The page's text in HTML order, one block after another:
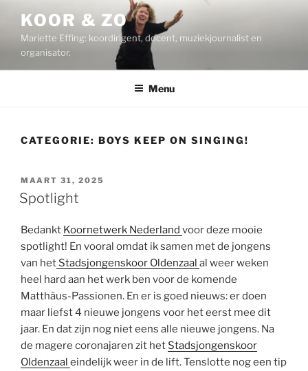
inhoud
KOOR & ZO
Mariette Effing: koordirigent, docent, muziekjournalist en
organisator.
Menu
CATEGORIE: BOYS KEEP ON SINGING!
GEPLAATST
OP
MAART 31, 2025
Spotlight
Bedankt Koornetwerk Nederland voor deze mooie
spotlight! En vooral omdat ik samen met de jongens
van het Stadsjongenskoor Oldenzaal al weer weken
heel hard aan het werk ben voor de komende
Matthäus-Passionen. En er is goed nieuws: er doen
maar liefst 4 nieuwe jongens voor het eerst mee dit
jaar. En dat zijn nog niet eens alle nieuwe jongens. Na
de magere coronajaren zit het Stadsjongenskoor
Oldenzaal eindelijk weer in de lift. Tenslotte nog een tip